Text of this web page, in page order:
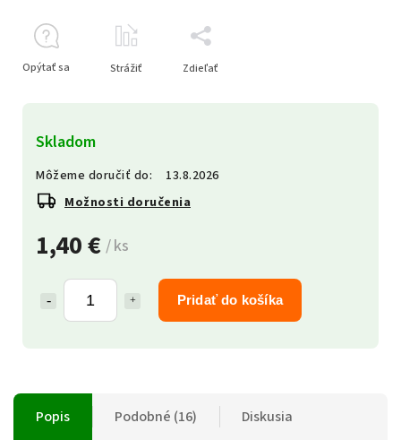
1,40 € / ks
Pridať do košíka
Skladom
Môžeme doručiť do:
13.8.2026
Možnosti doručenia
Opýtať sa Strážiť Zdieľať
Popis Podobné (16) Diskusia